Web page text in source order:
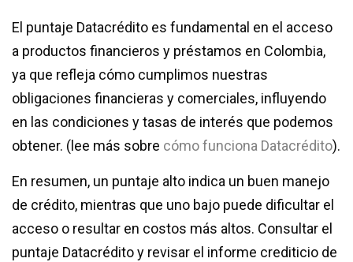
El puntaje Datacrédito es fundamental en el acceso
a productos financieros y préstamos en Colombia,
ya que refleja cómo cumplimos nuestras
obligaciones financieras y comerciales, influyendo
en las condiciones y tasas de interés que podemos
obtener. (lee más sobre cómo funciona Datacrédito).
En resumen, un puntaje alto indica un buen manejo
de crédito, mientras que uno bajo puede dificultar el
acceso o resultar en costos más altos. Consultar el
puntaje Datacrédito y revisar el informe crediticio de